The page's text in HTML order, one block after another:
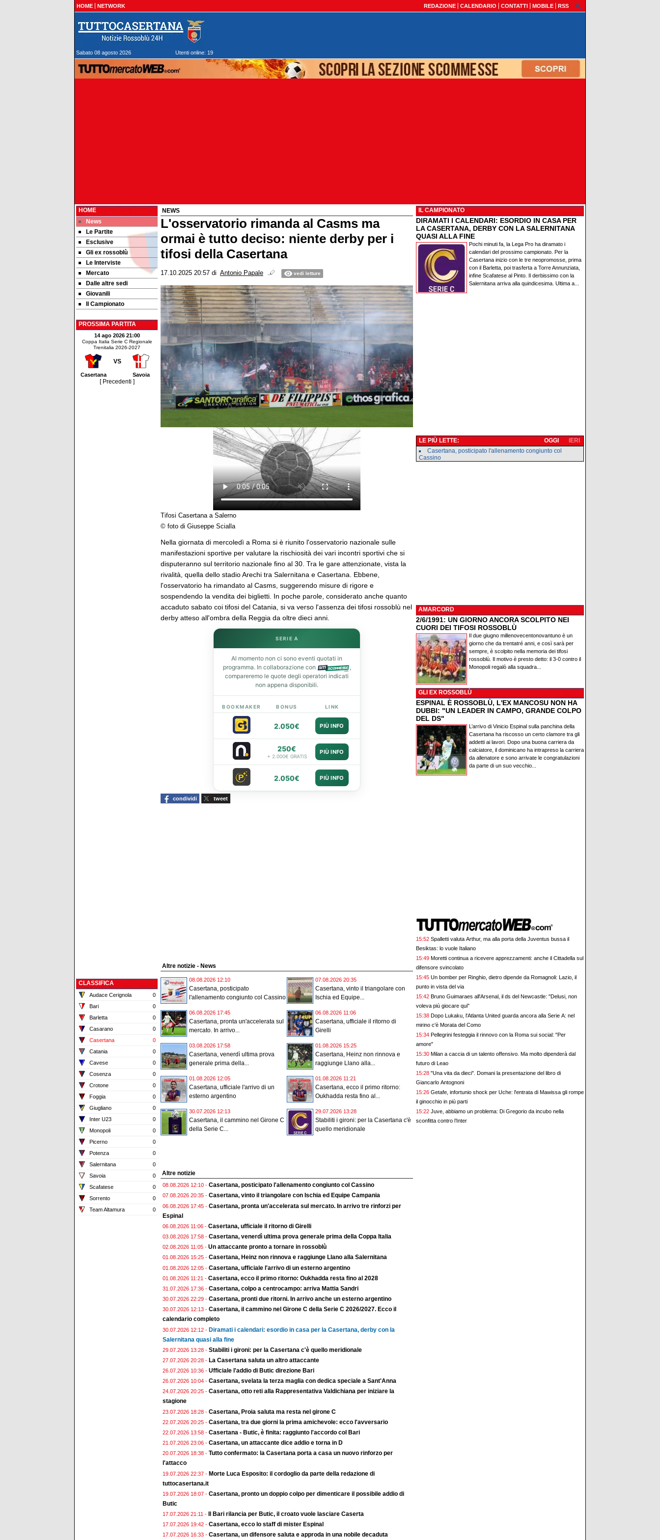
HOME NETWORK REDAZIONE CALENDARIO CONTATTI MOBILE RSS
Sabato 08 agosto 2026 Utenti online: 19
HOME
News
Le Partite
Esclusive
Gli ex rossoblù
Le Interviste
Mercato
Dalle altre sedi
Giovanili
Il Campionato
PROSSIMA PARTITA
14 ago 2026 21:00
Coppa Italia Serie C Regionale
Trenitalia 2026-2027
VS
Casertana Savoia
[ Precedenti ]
CLASSIFICA
Audace Cerignola
0
Bari
0
Barletta
0
Casarano
0
Casertana
0
Catania
0
Cavese
0
Cosenza
0
Crotone
0
Foggia
0
Giugliano
0
Inter U23
0
Monopoli
0
Picerno
0
Potenza
0
Salernitana
0
Savoia
0
Scafatese
0
Sorrento
0
Team Altamura
0
NEWS
L'osservatorio rimanda al Casms ma
ormai è tutto deciso: niente derby per i
tifosi della Casertana
17.10.2025 20:57 di Antonio Papale vedi letture
Tifosi Casertana a Salerno
© foto di Giuseppe Scialla
Nella giornata di mercoledì a Roma si è riunito l'osservatorio nazionale sulle
manifestazioni sportive per valutare la rischiosità dei vari incontri sportivi che si
disputeranno sul territorio nazionale fino al 30. Tra le gare attenzionate, vista la
rivalità, quella dello stadio Arechi tra Salernitana e Casertana. Ebbene,
l'osservatorio ha rimandato al Casms, suggerendo misure di rigore e
sospendendo la vendita dei biglietti. In poche parole, considerato anche quanto
accaduto sabato coi tifosi del Catania, si va verso l'assenza dei tifosi rossoblù nel
derby atteso all'ombra della Reggia da oltre dieci anni.
SERIE A
Al momento non ci sono eventi quotati in
programma. In collaborazione con
,
compareremo le quote degli operatori indicati
non appena disponibili.
BOOKMAKER BONUS LINK
2.050€ PIÙ INFO
250€
+ 2.000€ GRATIS
PIÙ INFO
2.050€ PIÙ INFO
condividi tweet
Altre notizie - News
08.08.2026 12:10
Casertana, posticipato
l'allenamento congiunto col Cassino
07.08.2026 20:35
Casertana, vinto il triangolare con
Ischia ed Equipe...
06.08.2026 17:45
Casertana, pronta un'accelerata sul
mercato. In arrivo...
06.08.2026 11:06
Casertana, ufficiale il ritorno di
Girelli
03.08.2026 17:58
Casertana, venerdì ultima prova
generale prima della...
01.08.2026 15:25
Casertana, Heinz non rinnova e
raggiunge Llano alla...
01.08.2026 12:05
Casertana, ufficiale l'arrivo di un
esterno argentino
01.08.2026 11:21
Casertana, ecco il primo ritorno:
Oukhadda resta fino al...
30.07.2026 12:13
Casertana, il cammino nel Girone C
della Serie C...
29.07.2026 13:28
Stabiliti i gironi: per la Casertana c'è
quello meridionale
Altre notizie
08.08.2026 12:10 - Casertana, posticipato l'allenamento congiunto col Cassino
07.08.2026 20:35 - Casertana, vinto il triangolare con Ischia ed Equipe Campania
06.08.2026 17:45 - Casertana, pronta un'accelerata sul mercato. In arrivo tre rinforzi per
Espinal
06.08.2026 11:06 - Casertana, ufficiale il ritorno di Girelli
03.08.2026 17:58 - Casertana, venerdì ultima prova generale prima della Coppa Italia
02.08.2026 11:05 - Un attaccante pronto a tornare in rossoblù
01.08.2026 15:25 - Casertana, Heinz non rinnova e raggiunge Llano alla Salernitana
01.08.2026 12:05 - Casertana, ufficiale l'arrivo di un esterno argentino
01.08.2026 11:21 - Casertana, ecco il primo ritorno: Oukhadda resta fino al 2028
31.07.2026 17:36 - Casertana, colpo a centrocampo: arriva Mattia Sandri
30.07.2026 22:29 - Casertana, pronti due ritorni. In arrivo anche un esterno argentino
30.07.2026 12:13 - Casertana, il cammino nel Girone C della Serie C 2026/2027. Ecco il
calendario completo
30.07.2026 12:12 - Diramati i calendari: esordio in casa per la Casertana, derby con la
Salernitana quasi alla fine
29.07.2026 13:28 - Stabiliti i gironi: per la Casertana c'è quello meridionale
27.07.2026 20:28 - La Casertana saluta un altro attaccante
26.07.2026 10:36 - Ufficiale l'addio di Butic direzione Bari
26.07.2026 10:04 - Casertana, svelata la terza maglia con dedica speciale a Sant'Anna
24.07.2026 20:25 - Casertana, otto reti alla Rappresentativa Valdichiana per iniziare la
stagione
23.07.2026 18:28 - Casertana, Proia saluta ma resta nel girone C
22.07.2026 20:25 - Casertana, tra due giorni la prima amichevole: ecco l'avversario
22.07.2026 13:58 - Casertana - Butic, è finita: raggiunto l'accordo col Bari
21.07.2026 23:06 - Casertana, un attaccante dice addio e torna in D
20.07.2026 18:38 - Tutto confermato: la Casertana porta a casa un nuovo rinforzo per
l'attacco
19.07.2026 22:37 - Morte Luca Esposito: il cordoglio da parte della redazione di
tuttocasertana.it
19.07.2026 18:07 - Casertana, pronto un doppio colpo per dimenticare il possibile addio di
Butic
17.07.2026 21:11 - Il Bari rilancia per Butic, il croato vuole lasciare Caserta
17.07.2026 19:42 - Casertana, ecco lo staff di mister Espinal
17.07.2026 16:33 - Casertana, un difensore saluta e approda in una nobile decaduta
IL CAMPIONATO
DIRAMATI I CALENDARI: ESORDIO IN CASA PER
LA CASERTANA, DERBY CON LA SALERNITANA
QUASI ALLA FINE
Pochi minuti fa, la Lega Pro ha diramato i
calendari del prossimo campionato. Per la
Casertana inizio con le tre neopromosse, prima
con il Barletta, poi trasferta a Torre Annunziata,
infine Scafatese al Pinto. Il derbissimo con la
Salernitana arriva alla quindicesima. Ultima a...
LE PIÙ LETTE: IERI
OGGI
Casertana, posticipato l'allenamento congiunto col
Cassino
AMARCORD
2/6/1991: UN GIORNO ANCORA SCOLPITO NEI
CUORI DEI TIFOSI ROSSOBLÙ
Il due giugno millenovecentonovantuno è un
giorno che da trentatré anni, e così sarà per
sempre, è scolpito nella memoria dei tifosi
rossoblù. Il motivo è presto detto: il 3-0 contro il
Monopoli regalò alla squadra...
GLI EX ROSSOBLÙ
ESPINAL È ROSSOBLÙ, L'EX MANCOSU NON HA
DUBBI: "UN LEADER IN CAMPO, GRANDE COLPO
DEL DS"
L’arrivo di Vinicio Espinal sulla panchina della
Casertana ha riscosso un certo clamore tra gli
addetti ai lavori. Dopo una buona carriera da
calciatore, il dominicano ha intrapreso la carriera
da allenatore e sono arrivate le congratulazioni
da parte di un suo vecchio...
15:52 Spalletti valuta Arthur, ma alla porta della Juventus bussa il
Besiktas: lo vuole Italiano
15:49 Moretti continua a ricevere apprezzamenti: anche il Cittadella sul
difensore svincolato
15:45 Un bomber per Ringhio, dietro dipende da Romagnoli: Lazio, il
punto in vista del via
15:42 Bruno Guimaraes all'Arsenal, il ds del Newcastle: "Delusi, non
voleva più giocare qui"
15:38 Dopo Lukaku, l'Atlanta United guarda ancora alla Serie A: nel
mirino c'è Morata del Como
15:34 Pellegrini festeggia il rinnovo con la Roma sui social: "Per
amore"
15:30 Milan a caccia di un talento offensivo. Ma molto dipenderà dal
futuro di Leao
15:28 "Una vita da dieci". Domani la presentazione del libro di
Giancarlo Antognoni
15:26 Getafe, infortunio shock per Uche: l'entrata di Mawissa gli rompe
il ginocchio in più parti
15:22 Juve, abbiamo un problema: Di Gregorio da incubo nella
sconfitta contro l’Inter